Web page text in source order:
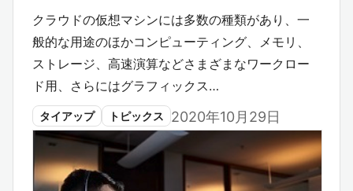
クラウドの仮想マシンには多数の種類があり、一
般的な用途のほかコンピューティング、メモリ、
ストレージ、高速演算などさまざまなワークロー
ド用、さらにはグラフィックス…
タイアップ トピックス 2020年10月29日